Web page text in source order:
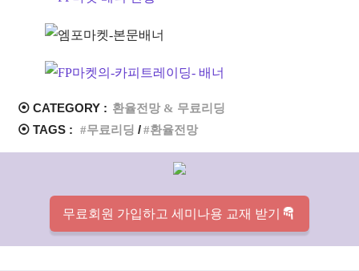
⦿ CATEGORY : 환율전망 & 무료리딩
⦿ TAGS :
무료리딩 환율전망
무료회원 가입하고 세미나용 교재 받기